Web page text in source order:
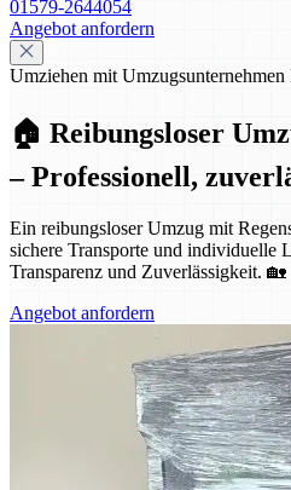
01579-2644054
Angebot anfordern
Umziehen mit
🏠 Reibungsloser
– Professionell,
Ein reibungsloser Umzug mit
sichere Transporte und individuelle
Transparenz und Zuverlässigkeit. 🏡
Angebot anfordern